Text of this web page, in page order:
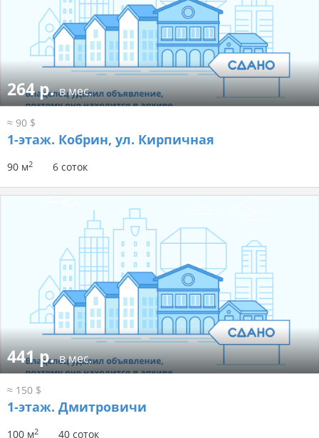
264 р.в мес.
≈ 90 $
1-этаж. Кобрин, ул. Кирпичная
90 м2 6 соток
441 р.в мес.
≈ 150 $
1-этаж. Дмитровичи
100 м2 40 соток